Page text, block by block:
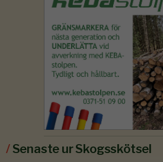
/Senaste ur Skogsskötsel